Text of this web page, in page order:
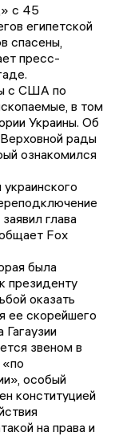
с 45
египетской
спасены,
пресс-
с США по
в том
Украины. Об
рады
ознакомился
глава
Fox
была
президенту
оказать
ее скорейшего
звеном в
особый
конституцией
на права и